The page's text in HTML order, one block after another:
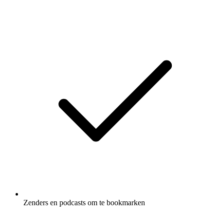
Zenders en podcasts om te bookmarken